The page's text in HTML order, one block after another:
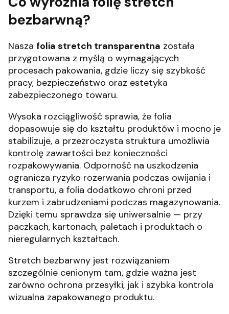
bezbarwną?
Nasza folia stretch transparentna została
przygotowana z myślą o wymagających
procesach pakowania, gdzie liczy się szybkość
pracy, bezpieczeństwo oraz estetyka
zabezpieczonego towaru.
Wysoka rozciągliwość sprawia, że folia
dopasowuje się do kształtu produktów i mocno je
stabilizuje, a przezroczysta struktura umożliwia
kontrolę zawartości bez konieczności
rozpakowywania. Odporność na uszkodzenia
ogranicza ryzyko rozerwania podczas owijania i
transportu, a folia dodatkowo chroni przed
kurzem i zabrudzeniami podczas magazynowania.
Dzięki temu sprawdza się uniwersalnie — przy
paczkach, kartonach, paletach i produktach o
nieregularnych kształtach.
Stretch bezbarwny jest rozwiązaniem
szczególnie cenionym tam, gdzie ważna jest
zarówno ochrona przesyłki, jak i szybka kontrola
wizualna zapakowanego produktu.